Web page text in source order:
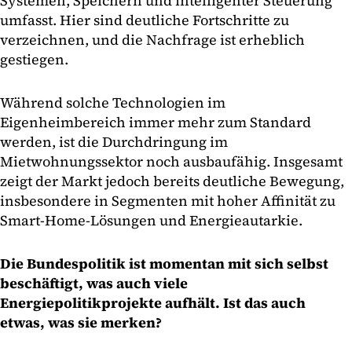
umfasst. Hier sind deutliche Fortschritte zu
verzeichnen, und die Nachfrage ist erheblich
gestiegen.
Während solche Technologien im
Eigenheimbereich immer mehr zum Standard
werden, ist die Durchdringung im
Mietwohnungssektor noch ausbaufähig. Insgesamt
zeigt der Markt jedoch bereits deutliche Bewegung,
insbesondere in Segmenten mit hoher Affinität zu
Smart-Home-Lösungen und Energieautarkie.
Die Bundespolitik ist momentan mit sich selbst
beschäftigt, was auch viele
Energiepolitikprojekte aufhält. Ist das auch
etwas, was sie merken?